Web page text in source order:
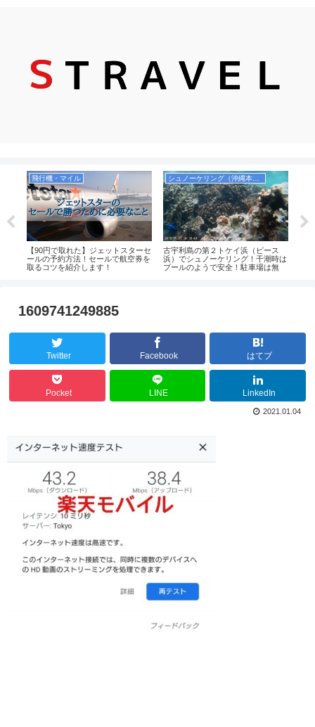
飛行機・マイル
【90円で取れた】ジェットスターセ
ールの予約方法！セールで航空券を
取るコツを紹介します！
シュノーケリング（沖縄本島）
古宇利島の第２トケイ浜（ピース
浜）でシュノーケリング！干潮時は
プールのようで安全！駐車場は無
1609741249885
Twitter Facebook はてブ
Pocket LINE LinkedIn
2021.01.04